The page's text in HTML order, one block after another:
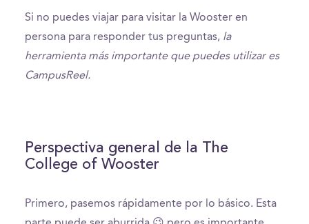
Si no puedes viajar para visitar la Wooster en
persona para responder tus preguntas, la
herramienta más importante que puedes utilizar es
CampusReel.
Perspectiva general de la The
College of Wooster
Primero, pasemos rápidamente por lo básico. Esta